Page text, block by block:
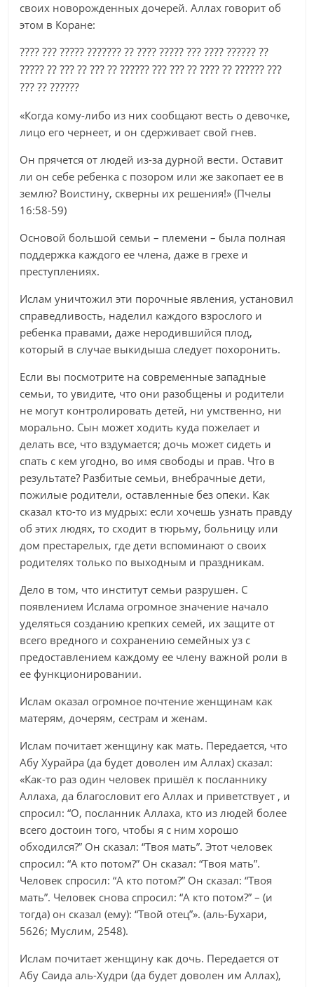
своих новорожденных дочерей. Аллах говорит об
этом в Коране:
???? ??? ????? ??????? ?? ???? ????? ??? ???? ?????? ??
????? ?? ??? ?? ??? ?? ?????? ??? ??? ?? ???? ?? ?????? ???
??? ?? ??????
«Когда кому-либо из них сообщают весть о девочке,
лицо его чернеет, и он сдерживает свой гнев.
Он прячется от людей из-за дурной вести. Оставит
ли он себе ребенка с позором или же закопает ее в
землю? Воистину, скверны их решения!» (Пчелы
16:58-59)
Основой большой семьи – племени – была полная
поддержка каждого ее члена, даже в грехе и
преступлениях.
Ислам уничтожил эти порочные явления, установил
справедливость, наделил каждого взрослого и
ребенка правами, даже неродившийся плод,
который в случае выкидыша следует похоронить.
Если вы посмотрите на современные западные
семьи, то увидите, что они разобщены и родители
не могут контролировать детей, ни умственно, ни
морально. Сын может ходить куда пожелает и
делать все, что вздумается; дочь может сидеть и
спать с кем угодно, во имя свободы и прав. Что в
результате? Разбитые семьи, внебрачные дети,
пожилые родители, оставленные без опеки. Как
сказал кто-то из мудрых: если хочешь узнать правду
об этих людях, то сходит в тюрьму, больницу или
дом престарелых, где дети вспоминают о своих
родителях только по выходным и праздникам.
Дело в том, что институт семьи разрушен. С
появлением Ислама огромное значение начало
уделяться созданию крепких семей, их защите от
всего вредного и сохранению семейных уз с
предоставлением каждому ее члену важной роли в
ее функционировании.
Ислам оказал огромное почтение женщинам как
матерям, дочерям, сестрам и женам.
Ислам почитает женщину как мать. Передается, что
Абу Хурайра (да будет доволен им Аллах) сказал:
«Как-то раз один человек пришёл к посланнику
Аллаха, да благословит его Аллах и приветствует , и
спросил: “О, посланник Аллаха, кто из людей более
всего достоин того, чтобы я с ним хорошо
обходился?” Он сказал: “Твоя мать”. Этот человек
спросил: “А кто потом?” Он сказал: “Твоя мать”.
Человек спросил: “А кто потом?” Он сказал: “Твоя
мать”. Человек снова спросил: “А кто потом?” – (и
тогда) он сказал (ему): “Твой отец”». (аль-Бухари,
5626; Муслим, 2548).
Ислам почитает женщину как дочь. Передается от
Абу Саида аль-Худри (да будет доволен им Аллах),